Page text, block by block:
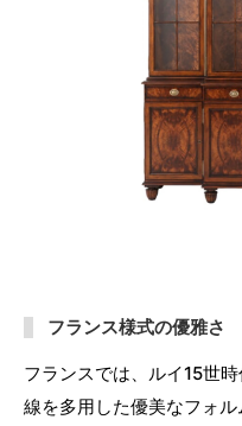
フランス様式の優雅さ
フランスでは、ルイ15世
線を多用した優美なフォ